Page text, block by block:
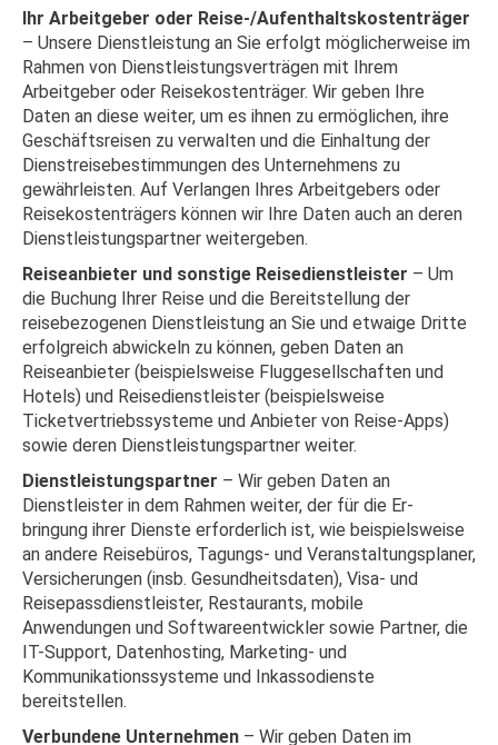
Ihr Arbeitgeber oder Reise-/Aufenthaltskostenträger
– Unsere Dienstleistung an Sie erfolgt möglicherweise im
Rahmen von Dienstleistungsverträgen mit Ihrem
Arbeitgeber oder Reisekostenträger. Wir geben Ihre
Daten an diese weiter, um es ihnen zu ermöglichen, ihre
Geschäftsreisen zu verwalten und die Einhaltung der
Dienstreisebestimmungen des Unternehmens zu
gewährleisten. Auf Verlangen Ihres Arbeitgebers oder
Reisekostenträgers können wir Ihre Daten auch an deren
Dienstleistungspartner weitergeben.
Reiseanbieter und sonstige Reisedienstleister – Um
die Buchung Ihrer Reise und die Bereitstellung der
reisebezogenen Dienstleistung an Sie und etwaige Dritte
erfolgreich abwickeln zu können, geben Daten an
Reiseanbieter (beispielsweise Fluggesellschaften und
Hotels) und Reisedienstleister (beispielsweise
Ticketvertriebssysteme und Anbieter von Reise-Apps)
sowie deren Dienstleistungspartner weiter.
Dienstleistungspartner – Wir geben Daten an
Dienstleister in dem Rahmen weiter, der für die Er-
bringung ihrer Dienste erforderlich ist, wie beispielsweise
an andere Reisebüros, Tagungs- und Veranstaltungsplaner,
Versicherungen (insb. Gesundheitsdaten), Visa- und
Reisepassdienstleister, Restaurants, mobile
Anwendungen und Softwareentwickler sowie Partner, die
IT-Support, Datenhosting, Marketing- und
Kommunikationssysteme und Inkassodienste
bereitstellen.
Verbundene Unternehmen – Wir geben Daten im